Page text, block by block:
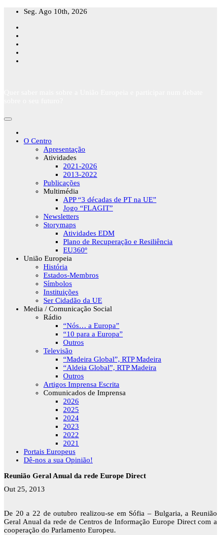
Skip
content
Seg. Ago 10th, 2026
O Centro
Apresentação
Atividades
2021-2026
2013-2022
Publicações
Multimédia
APP “3 décadas de PT na UE”
Jogo “FLAGIT”
Newsletters
Storymaps
Atividades EDM
Plano de Recuperação e Resiliência
EU360º
União Europeia
História
Estados-Membros
Símbolos
Instituições
Ser Cidadão da UE
Media / Comunicação Social
Rádio
“Nós… a Europa”
“10 para a Europa”
Outros
Televisão
“Madeira Global”, RTP Madeira
“Aldeia Global”, RTP Madeira
Outros
Artigos Imprensa Escrita
Comunicados de Imprensa
2026
2025
2024
2023
2022
2021
Portais Europeus
Dê-nos a sua Opinião!
Reunião Geral Anual da rede Europe Direct
Out 25, 2013
De 20 a 22 de outubro realizou-se em Sófia – Bulgaria, a Reunião
Geral Anual da rede de Centros de Informação Europe Direct com a
cooperação do Parlamento Europeu.